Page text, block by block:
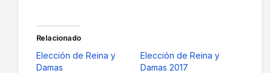
Relacionado
Elección de Reina y
Damas
Elección de Reina y
Damas 2017